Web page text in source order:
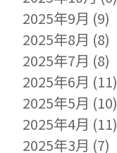
2025年9月 (9)
2025年8月 (8)
2025年7月 (8)
2025年6月 (11)
2025年5月 (10)
2025年4月 (11)
2025年3月 (7)